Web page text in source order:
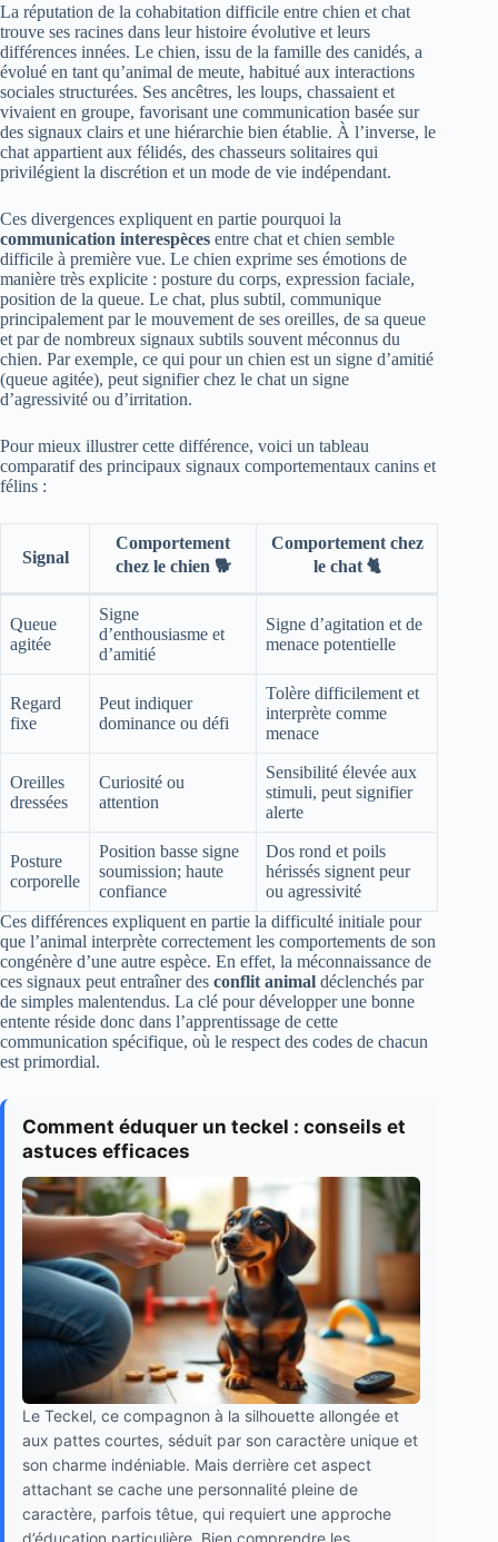
La réputation de la cohabitation difficile entre chien et chat
trouve ses racines dans leur histoire évolutive et leurs
différences innées. Le chien, issu de la famille des canidés, a
évolué en tant qu’animal de meute, habitué aux interactions
sociales structurées. Ses ancêtres, les loups, chassaient et
vivaient en groupe, favorisant une communication basée sur
des signaux clairs et une hiérarchie bien établie. À l’inverse, le
chat appartient aux félidés, des chasseurs solitaires qui
privilégient la discrétion et un mode de vie indépendant.
Ces divergences expliquent en partie pourquoi la
communication interespèces entre chat et chien semble
difficile à première vue. Le chien exprime ses émotions de
manière très explicite : posture du corps, expression faciale,
position de la queue. Le chat, plus subtil, communique
principalement par le mouvement de ses oreilles, de sa queue
et par de nombreux signaux subtils souvent méconnus du
chien. Par exemple, ce qui pour un chien est un signe d’amitié
(queue agitée), peut signifier chez le chat un signe
d’agressivité ou d’irritation.
Pour mieux illustrer cette différence, voici un tableau
comparatif des principaux signaux comportementaux canins et
félins :
Signal
Comportement
chez le chien 🐕
Comportement chez
le chat 🐈
Queue
agitée
Signe
d’enthousiasme et
d’amitié
Signe d’agitation et de
menace potentielle
Regard
fixe
Peut indiquer
dominance ou défi
Tolère difficilement et
interprète comme
menace
Oreilles
dressées
Curiosité ou
attention
Sensibilité élevée aux
stimuli, peut signifier
alerte
Posture
corporelle
Position basse signe
soumission; haute
confiance
Dos rond et poils
hérissés signent peur
ou agressivité
Ces différences expliquent en partie la difficulté initiale pour
que l’animal interprète correctement les comportements de son
congénère d’une autre espèce. En effet, la méconnaissance de
ces signaux peut entraîner des conflit animal déclenchés par
de simples malentendus. La clé pour développer une bonne
entente réside donc dans l’apprentissage de cette
communication spécifique, où le respect des codes de chacun
est primordial.
Comment éduquer un teckel : conseils et
astuces efficaces
Le Teckel, ce compagnon à la silhouette allongée et
aux pattes courtes, séduit par son caractère unique et
son charme indéniable. Mais derrière cet aspect
attachant se cache une personnalité pleine de
caractère, parfois têtue, qui requiert une approche
d’éducation particulière. Bien comprendre les